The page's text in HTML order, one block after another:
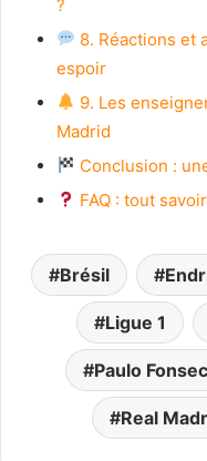
?
8. Réactions et
espoir
9. Les
Madrid
Conclusion :
FAQ : tout
Brésil
Ligue 1
Paulo
Real